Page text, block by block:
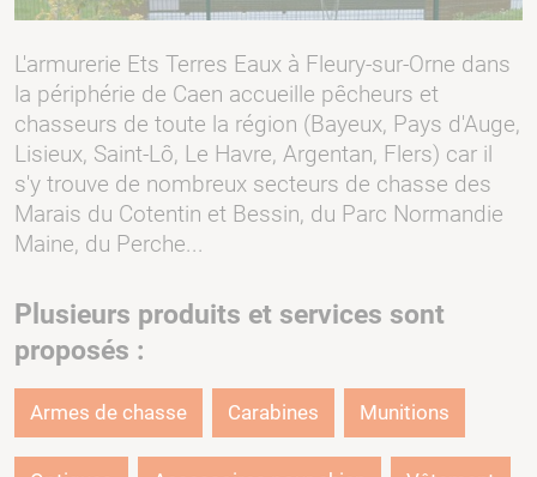
L'armurerie Ets Terres Eaux à Fleury-sur-Orne dans
la périphérie de Caen accueille pêcheurs et
chasseurs de toute la région (Bayeux, Pays d'Auge,
Lisieux, Saint-Lô, Le Havre, Argentan, Flers) car il
s'y trouve de nombreux secteurs de chasse des
Marais du Cotentin et Bessin, du Parc Normandie
Maine, du Perche...
Plusieurs produits et services sont
proposés :
Armes de chasse Carabines Munitions